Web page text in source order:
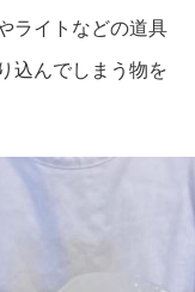
ライトなどの道具
込んでしまう物を